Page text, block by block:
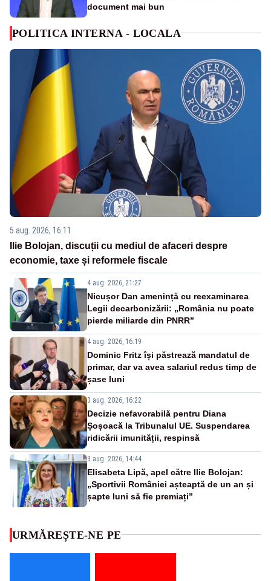
document mai bun
POLITICA INTERNA - LOCALA
5 aug. 2026, 16:11
Ilie Bolojan, discuții cu mediul de afaceri despre
economie, taxe și reformele fiscale
4 aug. 2026, 21:27
Nicușor Dan amenință cu reexaminarea
Legii decarbonizării: „România nu poate
pierde miliarde din PNRR”
4 aug. 2026, 16:19
Dominic Fritz își păstrează mandatul de
primar, dar va avea salariul redus timp de
șase luni
3 aug. 2026, 16:22
Decizie nefavorabilă pentru Diana
Șoșoacă la Tribunalul UE. Suspendarea
ridicării imunității, respinsă
3 aug. 2026, 14:44
Elisabeta Lipă, apel către Ilie Bolojan:
„Sportivii României așteaptă de un an și
șapte luni să fie premiați”
URMĂREȘTE-NE PE